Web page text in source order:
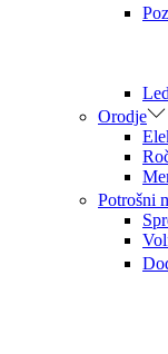
Orodje
Potrošni